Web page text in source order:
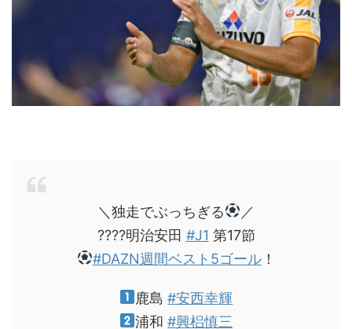
＼独走でぶっちぎる
／
????明治安田 #J1 第17節
#DAZN週間ベスト5ゴール！
鹿島#安西幸輝
浦和#興梠慎三